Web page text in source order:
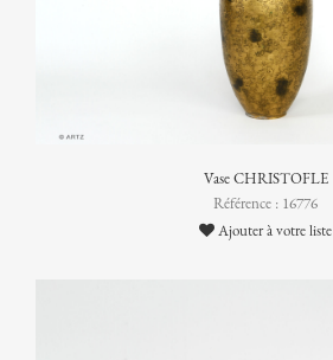
Vase CHRISTOFLE
Référence : 16776
Ajouter à votre liste